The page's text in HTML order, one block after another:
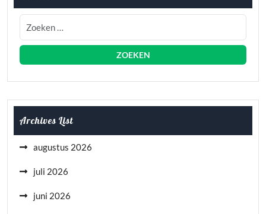
Archives List
augustus 2026
juli 2026
juni 2026